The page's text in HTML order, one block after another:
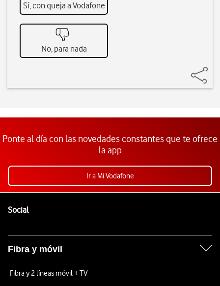
Sí, con queja a Vodafone
No, para nada
Ponte al día con las novedades constantes que te ofrece
la app
Ir a Mi Vodafone
SocialEnlaces a las redes sociales de Vodafone
Fibra y móvil
Fibra y 2 líneas móvil + TV